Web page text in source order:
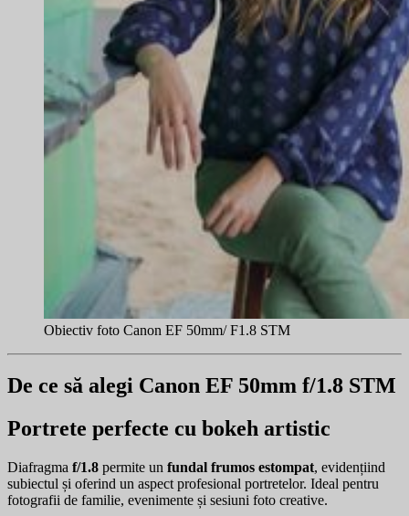
Obiectiv foto Canon EF 50mm/ F1.8 STM
De ce să alegi Canon EF 50mm f/1.8 STM
Portrete perfecte cu bokeh artistic
Diafragma f/1.8 permite un fundal frumos estompat, evidențiind
subiectul și oferind un aspect profesional portretelor. Ideal pentru
fotografii de familie, evenimente și sesiuni foto creative.